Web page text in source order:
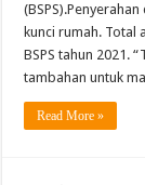
kunci rumah. Total
BSPS tahun 2021.
tambahan untuk
Read More »